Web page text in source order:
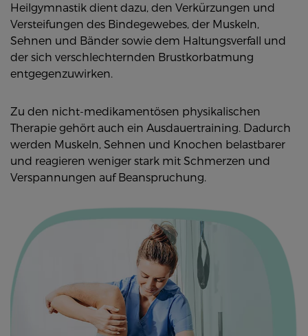
Heilgymnastik dient dazu, den Verkürzungen und
Versteifungen des Bindegewebes, der Muskeln,
Sehnen und Bänder sowie dem Haltungsverfall und
der sich verschlechternden Brustkorbatmung
entgegenzuwirken.
Zu den nicht-medikamentösen physikalischen
Therapie gehört auch ein Ausdauertraining. Dadurch
werden Muskeln, Sehnen und Knochen belastbarer
und reagieren weniger stark mit Schmerzen und
Verspannungen auf Beanspruchung.